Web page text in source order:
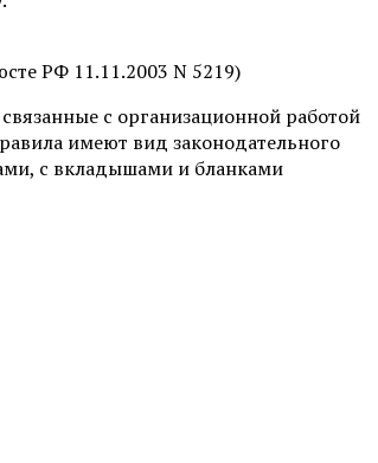
РФ 11.11.2003 N 5219)
с организационной работой
имеют вид законодательного
с вкладышами и бланками